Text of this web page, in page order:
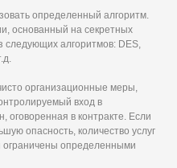
определенный алгоритм.
основанный на секретных
следующих алгоритмов: DES,
организационные меры,
вход в
оговоренная в контракте. Если
опасность, количество услуг
определенными